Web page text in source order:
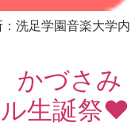
洗足学園音楽大学内
かづさみ
生誕祭❤︎